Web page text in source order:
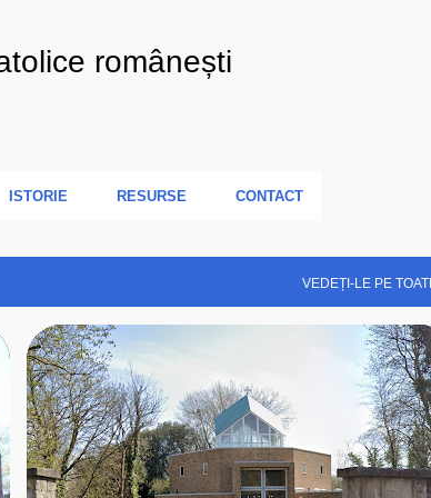
românești
ISTORIE RESURSE CONTACT
VEDEȚI-LE PE
ANGLIA BISERICA ROMANO-CATOLICA +8